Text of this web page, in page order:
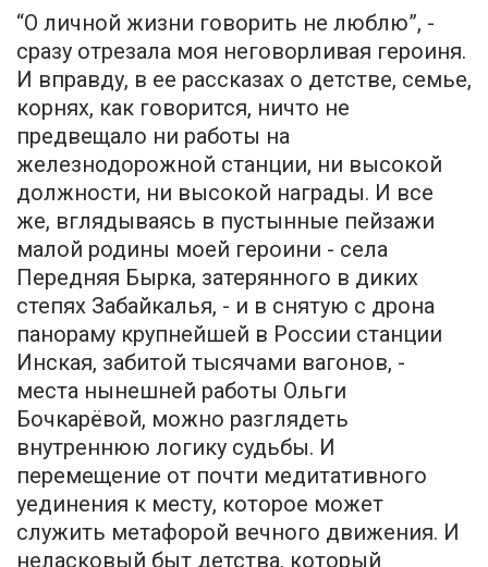
“О личной жизни говорить не люблю”, -
сразу отрезала моя неговорливая героиня.
И вправду, в ее рассказах о детстве, семье,
корнях, как говорится, ничто не
предвещало ни работы на
железнодорожной станции, ни высокой
должности, ни высокой награды. И все
же, вглядываясь в пустынные пейзажи
малой родины моей героини - села
Передняя Бырка, затерянного в диких
степях Забайкалья, - и в снятую с дрона
панораму крупнейшей в России станции
Инская, забитой тысячами вагонов, -
места нынешней работы Ольги
Бочкарёвой, можно разглядеть
внутреннюю логику судьбы. И
перемещение от почти медитативного
уединения к месту, которое может
служить метафорой вечного движения. И
неласковый быт детства, который